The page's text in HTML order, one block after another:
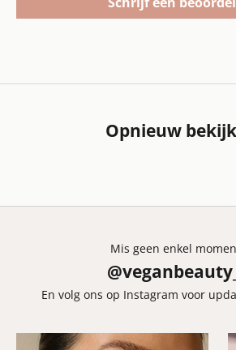
Opnieuw
Mis geen enkel
En volg ons op Instagram voor